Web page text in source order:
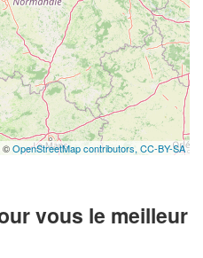
©OpenStreetMap contributors, CC-BY-SA
vous le meilleur